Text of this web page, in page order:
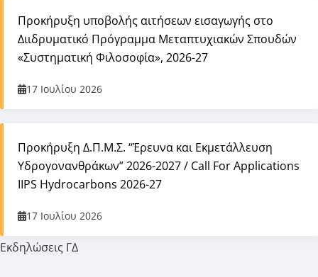
Εκδηλώσεις ΓΔ
Προκήρυξη υποβολής αιτήσεων εισαγωγής στο
Διιδρυματικό Πρόγραμμα Μεταπτυχιακών Σπουδών
«Συστηματική Φιλοσοφία», 2026-27
17 Ιουλίου 2026
Προκήρυξη Δ.Π.Μ.Σ. “Έρευνα και Εκμετάλλευση
Υδρογονανθράκων” 2026-2027 / Call For Applications
IIPS Hydrocarbons 2026-27
17 Ιουλίου 2026